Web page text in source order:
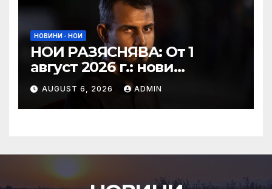
НОВИНИ - НОИ
НОИ РАЗЯСНЯВА: От 1
август 2026 г.: нови
размери на осигурителния
доход; осигурителни
вноски за нова група
AUGUST 6, 2026 ADMIN